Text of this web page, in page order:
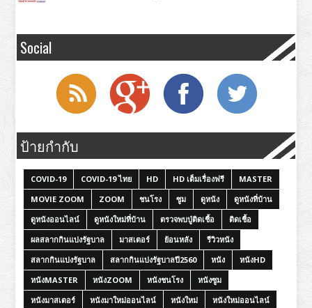
Social
ป้ายกำกับ
COVID-19 COVID-19 ไทย HD HD เต็มเรื่องฟรี
MASTER
MOVIE ZOOM
ZOOM ชนโรง ซูม ดูหนัง
ดูหนังที่บ้าน
ดูหนังออนไลน์
ดูหนังใหม่ที่บ้าน ตรวจพบปู่ติดเชื้อ
ติดเชื้อ
ผลสลากกินแบ่งรัฐบาล
มาสเตอร์ ย้อนหลัง
รีวิวหนัง
สลากกินแบ่งรัฐบาล
สลากกินแบ่งรัฐบาลปี2560 หนัง
หนังHD
หนังMASTER
หนังZOOM หนังชนโรง
หนังซูม
หนังมาสเตอร์
หนังมาใหม่ออนไลน์ หนังใหม่
หนังใหม่ออนไลน์